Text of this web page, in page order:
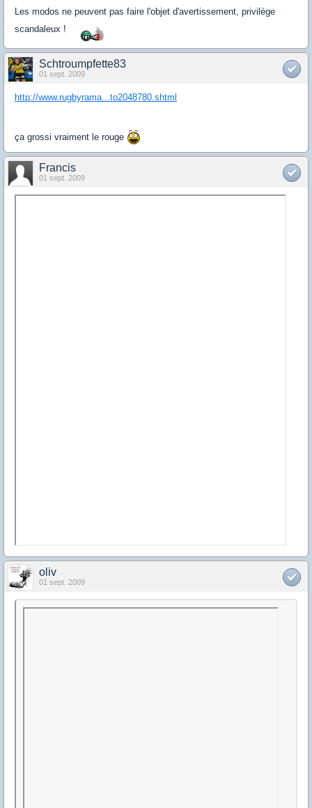
Les modos ne peuvent pas faire l'objet d'avertissement, privilège
scandaleux !
Schtroumpfette83
01 sept. 2009
http://www.rugbyrama...to2048780.shtml
ça grossi vraiment le rouge
Francis
01 sept. 2009
oliv
01 sept. 2009